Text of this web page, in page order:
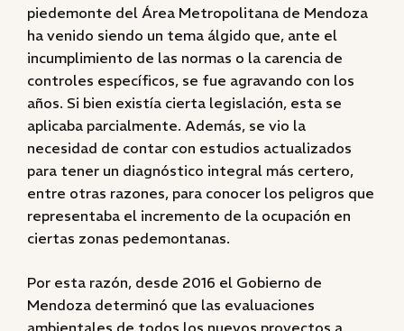
piedemonte del Área Metropolitana de Mendoza
ha venido siendo un tema álgido que, ante el
incumplimiento de las normas o la carencia de
controles específicos, se fue agravando con los
años. Si bien existía cierta legislación, esta se
aplicaba parcialmente. Además, se vio la
necesidad de contar con estudios actualizados
para tener un diagnóstico integral más certero,
entre otras razones, para conocer los peligros que
representaba el incremento de la ocupación en
ciertas zonas pedemontanas.
Por esta razón, desde 2016 el Gobierno de
Mendoza determinó que las evaluaciones
ambientales de todos los nuevos proyectos a